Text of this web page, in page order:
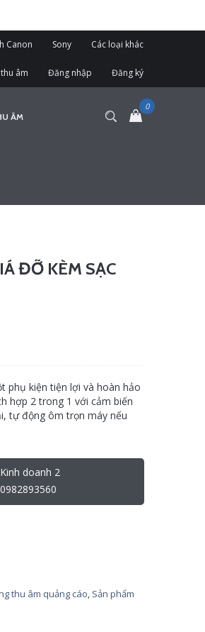
Canon Sony Các loại khác
âm Đăng nhập Đăng ký
ÂM
ĐỠ KÈM SẠC
phụ kiện tiện lợi và hoàn hảo
hợp 2 trong 1 với cảm biến
tự động ôm trọn máy nếu
Kinh doanh 2
0982893560
thu âm quảng cáo, Sản phẩm